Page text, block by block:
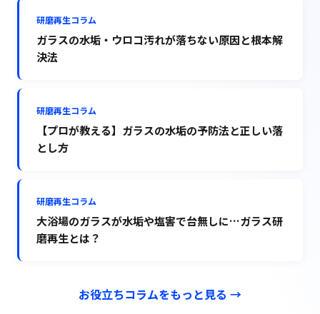
研磨再生コラム
ガラスの水垢・ウロコ汚れが落ちない原因と根本解
決法
研磨再生コラム
【プロが教える】ガラスの水垢の予防法と正しい落
とし方
研磨再生コラム
大浴場のガラスが水垢や塩害で台無しに…ガラス研
磨再生とは？
お役立ちコラムをもっと見る →